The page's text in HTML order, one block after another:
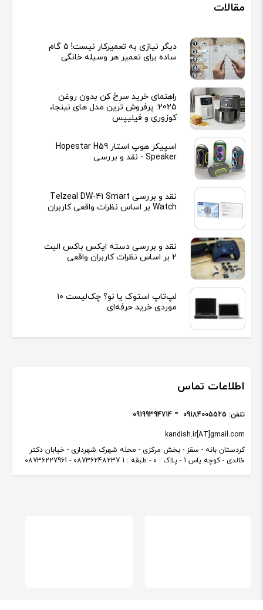
مقالات
دیگر نیازی به تعمیرکار نیست! ۵ گام
ساده برای تعمیر هر وسیله خانگی
راهنمای خرید سرخ کن بدون روغن
2025: پرفروش ترین مدل های نینجا،
کوزوری و فیلیپس
اسپیکر هوپ استار Hopestar H59
Speaker - نقد و بررسی
نقد و بررسی Telzeal DW-41 Smart
Watch بر اساس نظرات واقعی کاربران
نقد و بررسی دسته ایکس باکس الیت
2 بر اساس نظرات کاربران واقعی
لپ‌تاپ استوک یا نو؟ چک‌لیست ۱۰
موردی خرید حرفه‌ای
اطلاعات تماس
کردستان بانه - سقز - بخش مرکزی - محله شهرک شهرداری - خیابان دکتر
خالدی - کوچه یاس 1 - پلاک : 0 - طبقه : 1 08736248237 - 08736227961
kandish.ir[AT]gmail.com
تلفن: 09184005525
09199394714